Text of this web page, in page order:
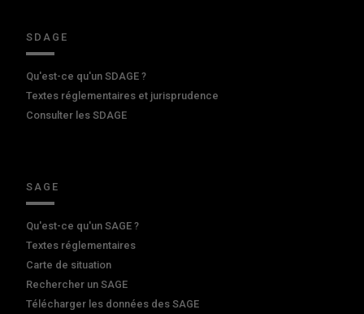
SDAGE
Qu'est-ce qu'un SDAGE ?
Textes réglementaires et jurisprudence
Consulter les SDAGE
SAGE
Qu'est-ce qu'un SAGE ?
Textes réglementaires
Carte de situation
Rechercher un SAGE
Télécharger les données des SAGE